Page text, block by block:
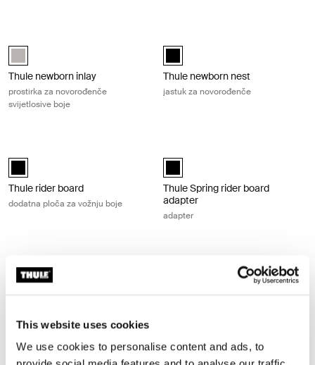
This website uses cookies
We use cookies to personalise content and ads, to
Thule newborn inlay Soft Gray (selected)
Thule newborn inlay
prostirka za novorođenče
svijetlosive boje
Thule newborn nest Crna
Thule newborn nest
jastuk za novorođenče
Thule rider board Crna (selected)
Thule rider board
dodatna ploča za vožnju boje
Thule Spring rider board adapter
Thule Spring rider board
adapter
adapter
Thule stroller cup holder Crna (selected)
Thule stroller cup holder
Thule Sleek cup holder Crna
Thule Sleek cup holder
Thule stroller snack tray polica za užinu na kolicima crne boje Black
Thule Sleek 2 sibling seat sjedalo